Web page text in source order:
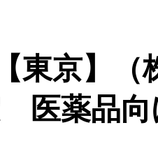
【東京】
医薬品